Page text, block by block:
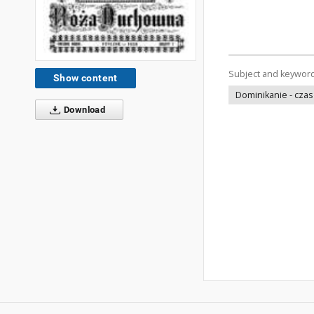
Show content
Download
Subject and
Dominikanie -